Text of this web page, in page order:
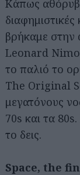
Κάπως
βρήκαμε στην
Leonard
το παλιό το
The Original
μεγατόνους
70s και τα
το δεις.
Space, the